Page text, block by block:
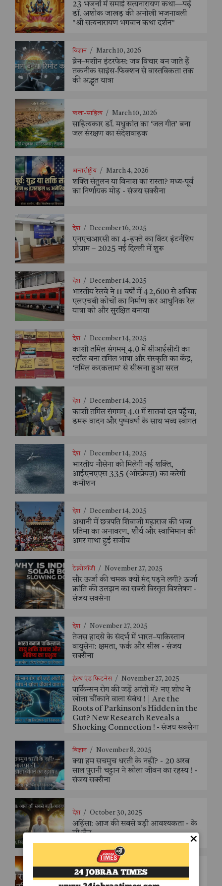
23 भजनों में समाई सत्यनारायण कथा—पढ़ें
डॉ. अशोक जाखड़ की अनोखी भजनावली
"श्री सत्यनारायण भगवान कथा दर्शन"
विज्ञान / March 10, 2026
ब्रेन–मशीन इंटरफेस: जब विचार बन जाते हैं
तकनीक साइंस-फिक्शन से वास्तविकता तक
की अद्भुत यात्रा
कला-साहित्य / March 10, 2026
साहित्यकार डॉ. मधुकांत का ‘जल गीत’ बना
जल संरक्षण का संदेशवाहक
अन्तर्राष्ट्रीय / March 4, 2026
शक्ति संतुलन या विनाश का रास्ता? मध्य-पूर्व
का निर्णायक मोड़ - संजय सक्सैना
देश / December 16, 2025
एनएचआरसी का 4-हफ्ते का विंटर इंटर्नशिप
प्रोग्राम – 2025 नई दिल्ली में शुरू
देश / December 14, 2025
भारतीय रेलवे ने 11 वर्षों में 42,600 से अधिक
एलएचबी कोचों का निर्माण कर आधुनिक रेल
यात्रा को और सुरक्षित बनाया
देश / December 14, 2025
काशी तमिल संगमम् 4.0 में सीआईसीटी का
स्टॉल बना तमिल भाषा और संस्कृति का केंद्र,
‘तमिल करकलाम’ से सीखना हुआ सरल
देश / December 14, 2025
काशी तमिल संगमम् 4.0 में सातवां दल पहुँचा,
डमरू वादन और पुष्पवर्षा के साथ भव्य स्वागत
देश / December 14, 2025
भारतीय नौसेना को मिलेगी नई शक्ति,
आईएनएएस 335 (ओस्प्रेयज़) का करेगी
कमीशन
देश / December 14, 2025
अथानी में छत्रपति शिवाजी महाराज की भव्य
प्रतिमा का अनावरण, शौर्य और स्वाभिमान की
अमर गाथा हुई सजीव
टेक्नोलॉजी / November 27, 2025
सौर ऊर्जा की चमक क्यों मंद पड़ने लगी? ऊर्जा
क्रांति की उलझन का सबसे विस्तृत विश्लेषण -
संजय सक्सेना
देश / November 27, 2025
तेजस हादसे के संदर्भ में भारत–पाकिस्तान
वायुसेना: क्षमता, फर्क और सीख - संजय
सक्सैना
हेल्थ एंड फिटनेस / November 27, 2025
पार्किन्सन रोग की जड़ें आंतों में? नए शोध ने
खोला चौंकाने वाला संबंध ! | Are the
Roots of Parkinson’s Hidden in the
Gut? New Research Reveals a
Shocking Connection ! - संजय सक्सैना
विज्ञान / November 8, 2025
क्या हम सचमुच धरती के नहीं? - 20 अरब
साल पुरानी चट्टान ने खोला जीवन का रहस्य ! -
संजय सक्सैना
देश / October 30, 2025
अहिंसा: आज की सबसे बड़ी आवश्यकता - के
सी जैन
विज्ञान / October 30, 2025
अँधेरी रात को सूरज की रोशनी? – एक
×